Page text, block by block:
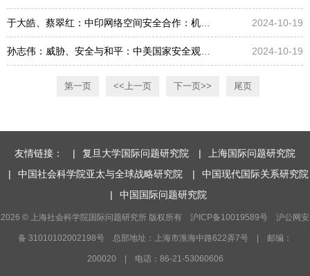
2024-10-19
2024-10-19
第一页 <<上一页 下一页>> 尾页
友情链接： | 复旦大学国际问题研究院 |
上海国际问题研究院
|
中国社会科学院亚太与全球战略研究院 |
中国现代国际关系研究院
|
中国国际问题研究院
2026 © 上海社会科学院国际问题研究所 版权所有 沪ICP备10019589号 沪公网安
备 31010102002198号 总部地址：上海市淮海中路622弄7号 | 邮编：
200020 | 电话：86-21-53060606